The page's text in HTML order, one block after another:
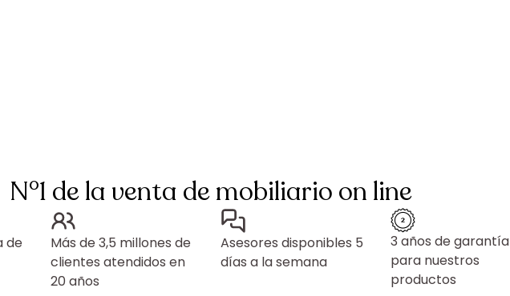
N°1 de la venta de mobiliario on line
de
Más de 3,5 millones de
clientes atendidos en
20 años
Asesores disponibles 5
días a la semana
3 años de garantía
para nuestros
productos